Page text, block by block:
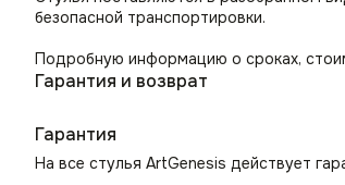
безопасной транспортировки.
Подробную информацию о сроках,
Гарантия и возврат
Гарантия
На все стулья ArtGenesis действует